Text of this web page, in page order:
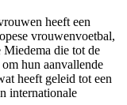
heeft een
vrouwenvoetbal,
die tot de
hun aanvallende
heeft geleid tot een
internationale